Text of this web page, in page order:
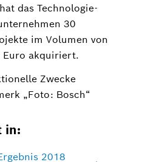
das Technologie-
30
im Volumen von
akquiriert.
Zwecke
„Foto: Bosch“
in:
2018